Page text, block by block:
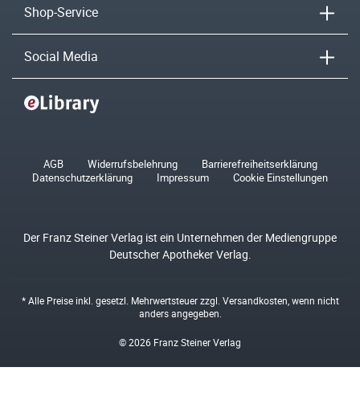
Shop-Service
Social Media
AGB Widerrufsbelehrung
Barrierefreiheitserklärung
Datenschutzerklärung
Impressum Cookie Einstellungen
Der Franz Steiner Verlag ist ein Unternehmen der Mediengruppe
Deutscher Apotheker Verlag.
* Alle Preise inkl. gesetzl. Mehrwertsteuer zzgl. Versandkosten , wenn nicht
anders angegeben.
© 2026 Franz Steiner Verlag